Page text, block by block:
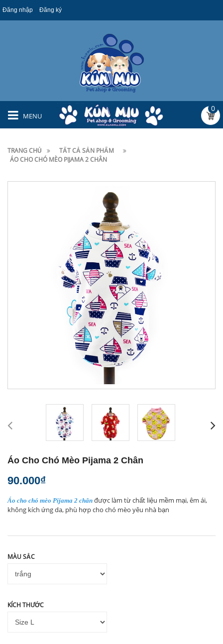
Đăng nhập Đăng ký
MENU
0
TRANG CHỦ
TẤT CẢ SẢN PHẨM
ÁO CHO CHÓ MÈO PIJAMA 2 CHÂN
Áo Cho Chó Mèo Pijama 2 Chân
90.000₫
Áo cho chó mèo Pijama 2 chân được làm từ chất liệu mềm mại, êm ái,
không kích ứng da, phù hợp cho chó mèo yêu nhà bạn
MÀU SẮC
KÍCH THƯỚC